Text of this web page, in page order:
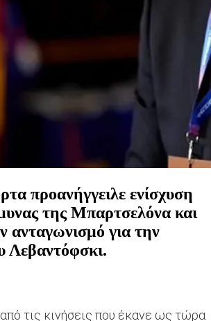
προανήγγειλε ενίσχυση
της Μπαρτσελόνα και
ανταγωνισμό για την
Λεβαντόφσκι.
τις κινήσεις που έκανε ως τώρα